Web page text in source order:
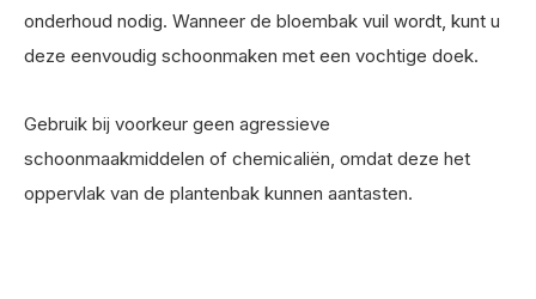
onderhoud nodig. Wanneer de bloembak vuil wordt, kunt u
deze eenvoudig schoonmaken met een vochtige doek.
Gebruik bij voorkeur geen agressieve
schoonmaakmiddelen of chemicaliën, omdat deze het
oppervlak van de plantenbak kunnen aantasten.